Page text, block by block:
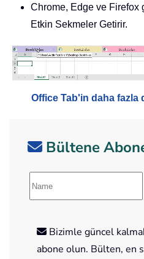
Chrome, Edge ve Firefox
Etkin Sekmeler Getirir.
Office Tab'in daha fazla
Bültene
Bizimle güncel
abone olun. Bülten, en